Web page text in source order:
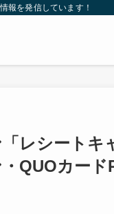
報を発信しています！
レシートキ
QUOカード